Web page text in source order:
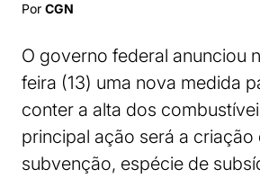
Por CGN
O governo federal anunciou
feira (13) uma nova medida
conter a alta dos
principal ação será a criação
subvenção, espécie de